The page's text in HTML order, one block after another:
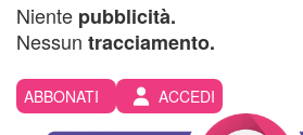
Niente pubblicità.
Nessun tracciamento.
ABBONATI ACCEDI